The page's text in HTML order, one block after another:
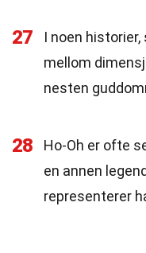
27
I noen
mellom
nesten
28
Ho-Oh er ofte
en annen
representerer